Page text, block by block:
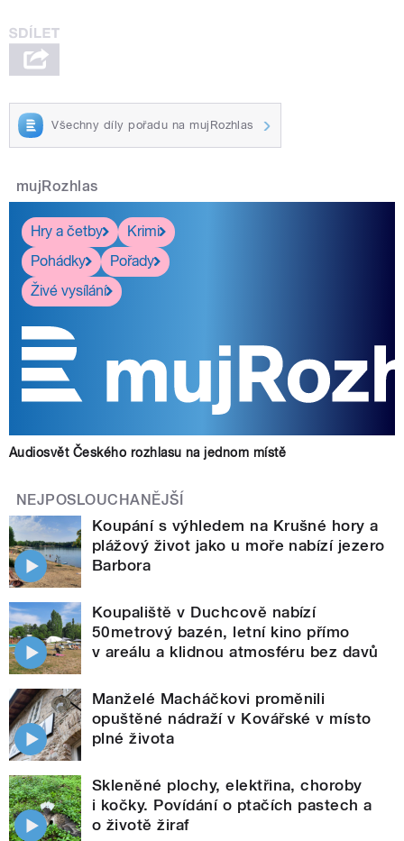
Všechny díly pořadu na mujRozhlas
mujRozhlas
Hry a četby
Krimi
Pohádky
Pořady
Živé vysílání
Audiosvět Českého rozhlasu na jednom místě
NEJPOSLOUCHANĚJŠÍ
Koupání s výhledem na Krušné hory a
plážový život jako u moře nabízí jezero
Barbora
Koupaliště v Duchcově nabízí
50metrový bazén, letní kino přímo
v areálu a klidnou atmosféru bez davů
Manželé Macháčkovi proměnili
opuštěné nádraží v Kovářské v místo
plné života
Skleněné plochy, elektřina, choroby
i kočky. Povídání o ptačích pastech a
o životě žiraf